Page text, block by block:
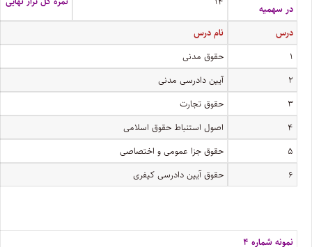
در سهمیه
درس
نام درس
۱
حقوق مدنی
۲
آیین دادرسی مدنی
۳
حقوق تجارت
۴
اصول استنباط حقوق اسلامی
۵
حقوق جزا عمومی و اختصاصی
۶
حقوق آیین دادرسی کیفری
نمونه شماره ۴